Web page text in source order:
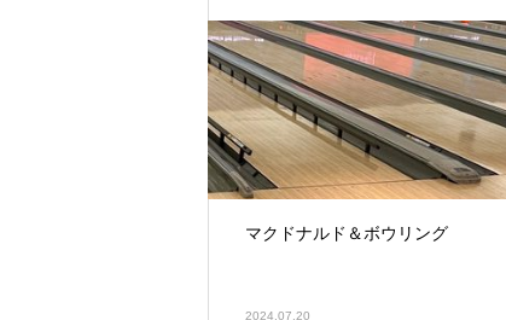
マクドナルド＆ボウリング
2024.07.20